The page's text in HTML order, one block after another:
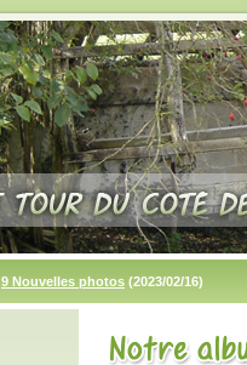
9 Nouvelles photos (2023/02/16)